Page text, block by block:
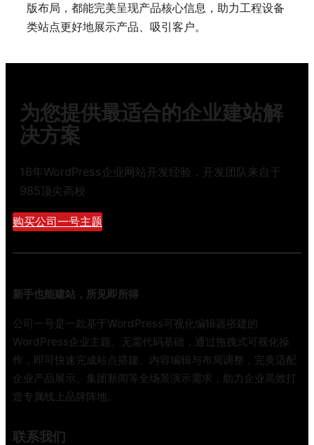
版布局，都能完美呈现产品核心信息，助力工程设备
类站点更好地展示产品、吸引客户。
为您提供最适合的企业建站解
决方案
16年WordPress企业网站开发经验，开发团队来自于
985顶尖高校
购买公司一号主题
新手也能建站，所见即所得
公司一号是一款基于WordPress可视化编辑器搭建的
WordPress企业主题。无需代码基础，通过拖拽式可视化操
作，即可快速完成站点搭建、内容编辑与布局调整，完美适配
企业产品展示、集团新闻等全场景演示需求，助力企业高效打
造专属线上品牌阵地。
联系我们